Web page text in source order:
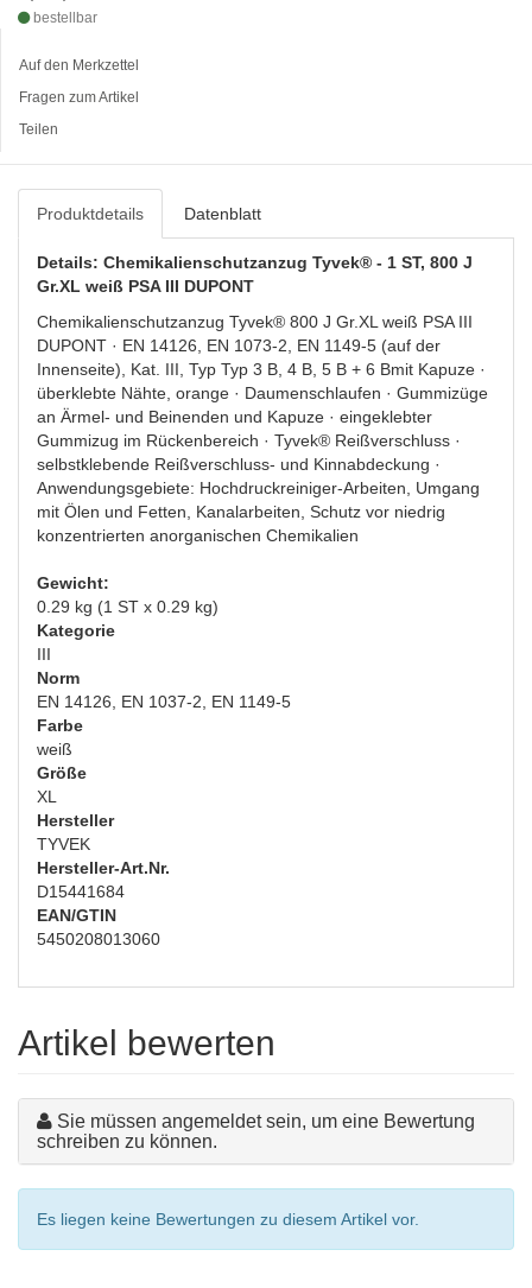
bestellbar
Auf den Merkzettel
Fragen zum Artikel
Teilen
Produktdetails Datenblatt
Details: Chemikalienschutzanzug Tyvek® - 1 ST, 800 J
Gr.XL weiß PSA III DUPONT
Chemikalienschutzanzug Tyvek® 800 J Gr.XL weiß PSA III
DUPONT · EN 14126, EN 1073-2, EN 1149-5 (auf der
Innenseite), Kat. III, Typ Typ 3 B, 4 B, 5 B + 6 Bmit Kapuze ·
überklebte Nähte, orange · Daumenschlaufen · Gummizüge
an Ärmel- und Beinenden und Kapuze · eingeklebter
Gummizug im Rückenbereich · Tyvek® Reißverschluss ·
selbstklebende Reißverschluss- und Kinnabdeckung ·
Anwendungsgebiete: Hochdruckreiniger-Arbeiten, Umgang
mit Ölen und Fetten, Kanalarbeiten, Schutz vor niedrig
konzentrierten anorganischen Chemikalien
Gewicht:
0.29 kg (1 ST x 0.29 kg)
Kategorie
III
Norm
EN 14126, EN 1037-2, EN 1149-5
Farbe
weiß
Größe
XL
Hersteller
TYVEK
Hersteller-Art.Nr.
D15441684
EAN/GTIN
5450208013060
Artikel bewerten
Sie müssen angemeldet sein, um eine Bewertung
schreiben zu können.
Es liegen keine Bewertungen zu diesem Artikel vor.